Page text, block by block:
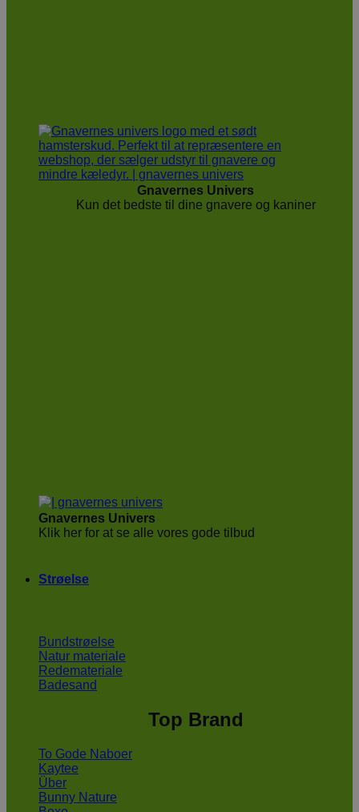
Gnavernes Univers
Kun det bedste til dine gnavere og kaniner
Gnavernes Univers
Klik her for at se alle vores gode tilbud
Strøelse
Bundstrøelse
Natur materiale
Redemateriale
Badesand
Top Brand
To Gode Naboer
Kaytee
Über
Bunny Nature